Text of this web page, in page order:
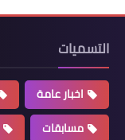
التسميات
اخبار عامة
مسابقات